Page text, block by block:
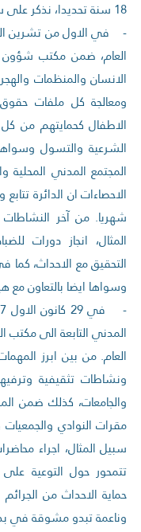
18 سنة تحديدا، نذكر على سبيل المثال لا الحصر:
العام، ضمن مكتب شؤون
الانسان والمنظمات
ومعالجة كل ملفات
الاطفال كحمايتهم من
الشرعية والتسول
المجتمع المدني
شهريا. من آخر
المثال، انجاز دورات
التحقيق مع الاحداث،
وسواها ايضا بالتعاون مع
المدني التابعة الى مكتب
العام. من بين ابرز
ونشاطات تثقيفية
والجامعات، كذلك ضمن
مقرات النوادي
سبيل المثال، اجراء
تتمحور حول التوعية على
حماية الاحداث من
وناعمة تبدو مشوقة في